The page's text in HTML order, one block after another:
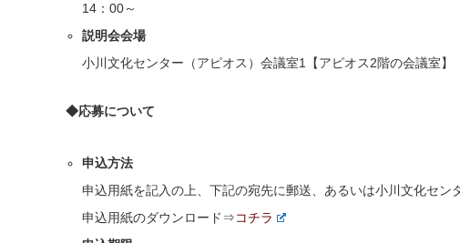
14：00～
説明会会場
小川文化センター（アピオス）会議室1【アピオス2階の会議室】
◆応募について
申込方法
申込用紙を記入の上、下記の宛先に郵送、あるいは小川文化セン
申込用紙のダウンロード⇒コチラ